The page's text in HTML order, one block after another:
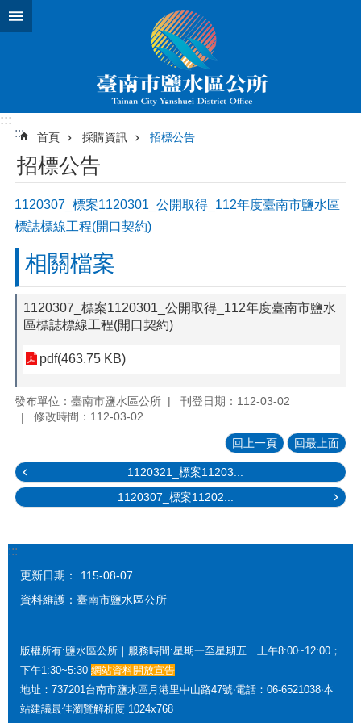
跳到主要內容區塊
:::
:::
首頁 採購資訊 招標公告
招標公告
1120307_標案1120301_公開取得_112年度臺南市鹽水區
標誌標線工程(開口契約)
相關檔案
1120307_標案1120301_公開取得_112年度臺南市鹽水
區標誌標線工程(開口契約)
pdf(463.75 KB)
發布單位：臺南市鹽水區公所
刊登日期：112-03-02
修改時間：112-03-02
回上一頁 回最上面
1120321_標案11203...
1120307_標案11202...
:::
更新日期：
115-08-07
資料維護：臺南市鹽水區公所
版權所有:鹽水區公所｜服務時間:星期一至星期五 上午8:00~12:00；
下午1:30~5:30 網站資料開放宣告
地址：737201台南市鹽水區月港里中山路47號‧電話：06-6521038‧本
站建議最佳瀏覽解析度 1024x768